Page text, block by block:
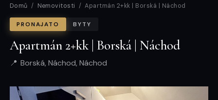
Domů / Nemovitosti / Apartmán 2+kk | Borská | Náchod
PRONAJATO BYTY
Apartmán 2+kk | Borská | Náchod
Borská, Náchod, Náchod